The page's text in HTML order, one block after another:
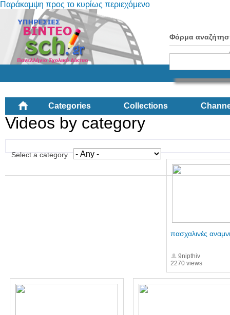
Παράκαμψη προς το κυρίως περιεχόμενο
Φόρμα
Categories Collections
Videos by category
Select a category
2270 views
πασχαλινές
9nipthiv